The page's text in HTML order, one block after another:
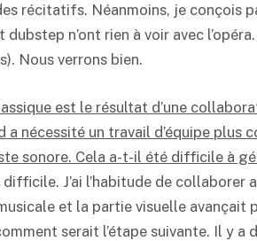
récitatifs. Néanmoins, je conçois
n’ont rien à voir avec
Nous verrons bien.
est le résultat d’une
a nécessité un travail d’équipe plus
sonore. Cela a-t-il été difficile à
J’ai l’habitude de
et la partie visuelle avançait
serait l’étape suivante. Il y a